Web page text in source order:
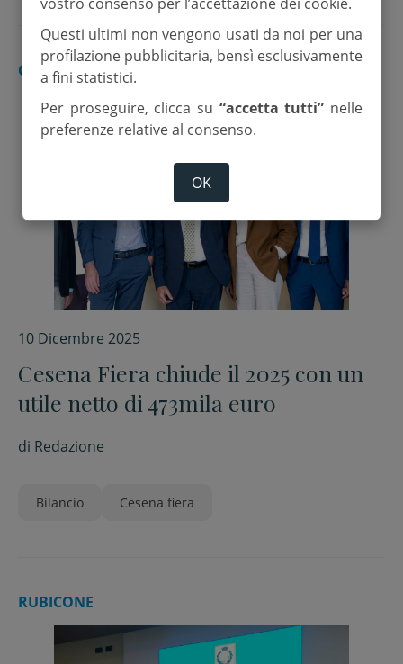
CESENA
10 Dicembre 2025
Cesena Fiera chiude il 2025 con un
utile netto di 473mila euro
di Redazione
Bilancio Cesena fiera
RUBICONE
Questi ultimi non vengono usati da noi per una
profilazione pubblicitaria, bensì esclusivamente
a fini statistici.
Per proseguire, clicca su “accetta tutti” nelle
preferenze relative al consenso.
OK